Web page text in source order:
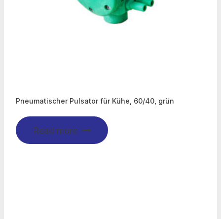
Pneumatischer Pulsator für Kühe, 60/40, grün
Read more